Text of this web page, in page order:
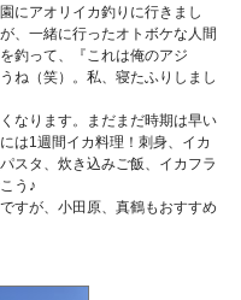
にアオリイカ釣りに行きまし
、一緒に行ったオトボケな人間
釣って、『これは俺のアジ
ね（笑）。私、寝たふりしまし
なります。まだまだ時期は早い
は1週間イカ料理！刺身、イカ
スタ、炊き込みご飯、イカフラ
う♪
すが、小田原、真鶴もおすすめ